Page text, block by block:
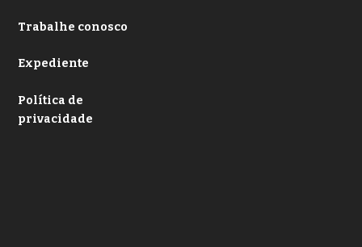
Trabalhe conosco
Expediente
Política de
privacidade